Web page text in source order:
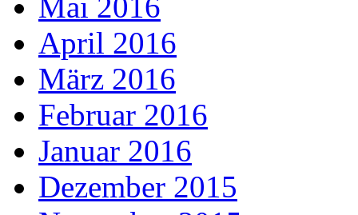
Mai 2016
April 2016
März 2016
Februar 2016
Januar 2016
Dezember 2015